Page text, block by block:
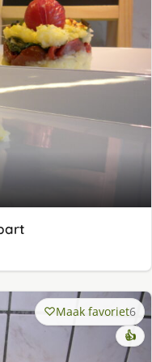
Maak favoriet6
👍